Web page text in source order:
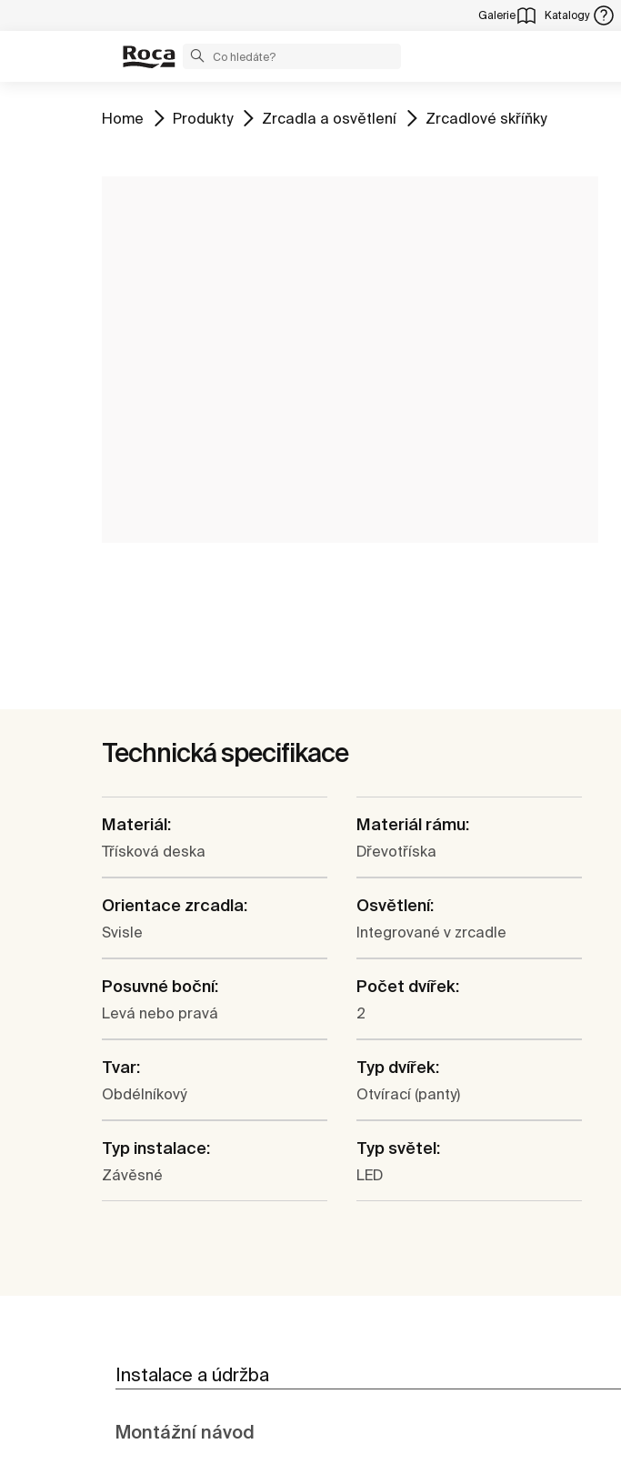
Galerie Katalogy
Zobrazit
Home Zobrazit
Produkty Zobrazit
Zrcadla a osvětlení Zobrazit
Zrcadlové skříňky
Technická specifikace
Materiál:
Třísková deska
Materiál rámu:
Dřevotříska
Orientace zrcadla:
Svisle
Osvětlení:
Integrované v zrcadle
Posuvné boční:
Levá nebo pravá
Počet dvířek:
2
Tvar:
Obdélníkový
Typ dvířek:
Otvírací (panty)
Typ instalace:
Závěsné
Typ světel:
LED
Instalace a údržba
Montážní návod